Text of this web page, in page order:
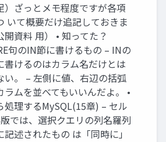
）ざっとメモ程度ですが各項
いて概要だけ追記しておきま
開資料 用） • 知ってた？
句のIN節に書けるもの – INの
書けるのはカラム名だけとは
い。 – 左側に値、右辺の括弧
ラムを並べてもいいんだよ。 •
処理するMySQL(15章) – セル
では、選択クエリの列名羅列
記述されたもの は「同時に」